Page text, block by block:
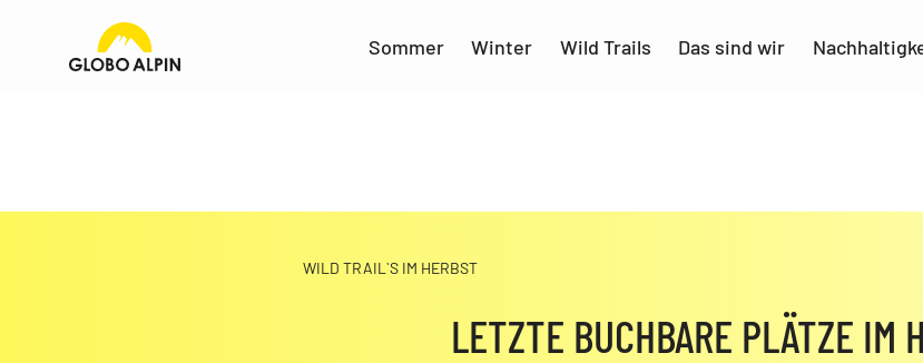
Sommer Winter Wild Trails Das sind wir
WILD TRAIL`S IM HERBST
LETZTE BUCHBARE PLÄTZE IM